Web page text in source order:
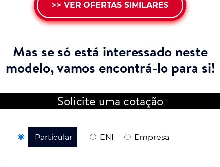
>> VER OFERTAS SIMILARES
Mas se só está interessado neste
modelo,vamos encontrá-lo para si!
Solicite uma cotação
Particular ENI Empresa